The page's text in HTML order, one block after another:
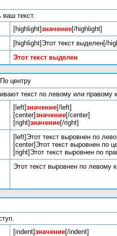
ваш текст.
[highlight]значение[/highlight]
[highlight]Этот текст выделен[/
Этот текст выделен
центру
текст по левому или правому
[left]значение[/left]
[center]значение[/center]
[right]значение[/right]
[left]Этот текст выровнен по
[center]Этот текст выровнен по
[right]Этот текст выровнен по
Этот текст выровнен по левому
[indent]значение[/indent]